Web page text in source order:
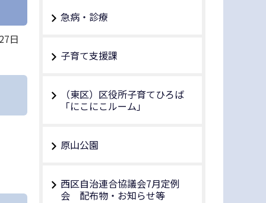
日
急病・診療
子育て支援課
（東区）区役所子育てひろば
「にこにこルーム」
原山公園
西区自治連合協議会7月定例
会 配布物・お知らせ等